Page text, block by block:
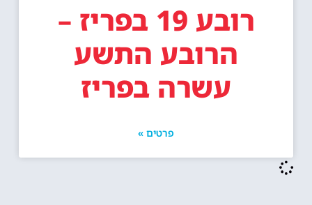
רובע 19 בפריז –
הרובע התשע
עשרה בפריז
פרטים »